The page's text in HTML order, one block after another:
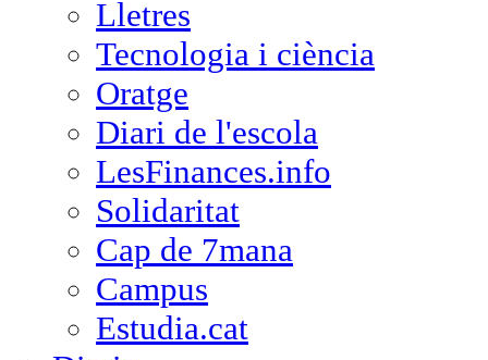
Lletres
Tecnologia i ciència
Oratge
Diari de l'escola
LesFinances.info
Solidaritat
Cap de 7mana
Campus
Estudia.cat